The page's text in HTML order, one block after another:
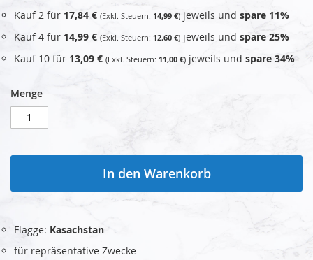
Kauf 2 für 17,84 € 14,99 € jeweils und spare 11%
Kauf 4 für 14,99 € 12,60 € jeweils und spare 25%
Kauf 10 für 13,09 € 11,00 € jeweils und spare 34%
Menge
In den Warenkorb
Flagge: Kasachstan
für repräsentative Zwecke